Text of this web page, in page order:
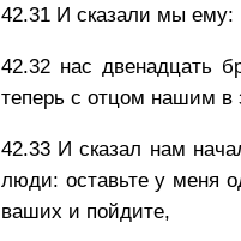
42.31 И сказали мы
42.32 нас двенадцать
теперь с отцом нашим в
42.33 И сказал нам
люди: оставьте у меня
ваших и пойдите,